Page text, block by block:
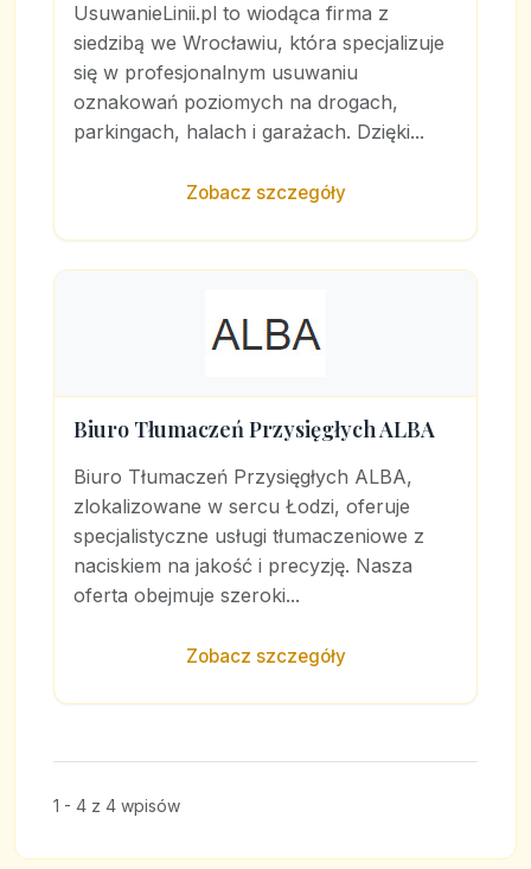
UsuwanieLinii.pl to wiodąca firma z
siedzibą we Wrocławiu, która specjalizuje
się w profesjonalnym usuwaniu
oznakowań poziomych na drogach,
parkingach, halach i garażach. Dzięki...
Zobacz szczegóły
Biuro Tłumaczeń Przysięgłych ALBA
Biuro Tłumaczeń Przysięgłych ALBA,
zlokalizowane w sercu Łodzi, oferuje
specjalistyczne usługi tłumaczeniowe z
naciskiem na jakość i precyzję. Nasza
oferta obejmuje szeroki...
Zobacz szczegóły
1 - 4 z 4 wpisów